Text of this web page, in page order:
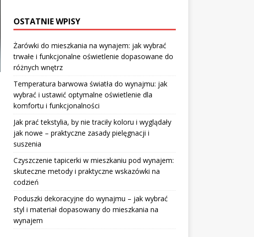
OSTATNIE WPISY
Żarówki do mieszkania na wynajem: jak wybrać
trwałe i funkcjonalne oświetlenie dopasowane do
różnych wnętrz
Temperatura barwowa światła do wynajmu: jak
wybrać i ustawić optymalne oświetlenie dla
komfortu i funkcjonalności
Jak prać tekstylia, by nie traciły koloru i wyglądały
jak nowe – praktyczne zasady pielęgnacji i
suszenia
Czyszczenie tapicerki w mieszkaniu pod wynajem:
skuteczne metody i praktyczne wskazówki na
codzień
Poduszki dekoracyjne do wynajmu – jak wybrać
styl i materiał dopasowany do mieszkania na
wynajem